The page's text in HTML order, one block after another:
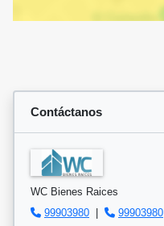
Contáctanos
WC Bienes Raices
99903980 |
99903980